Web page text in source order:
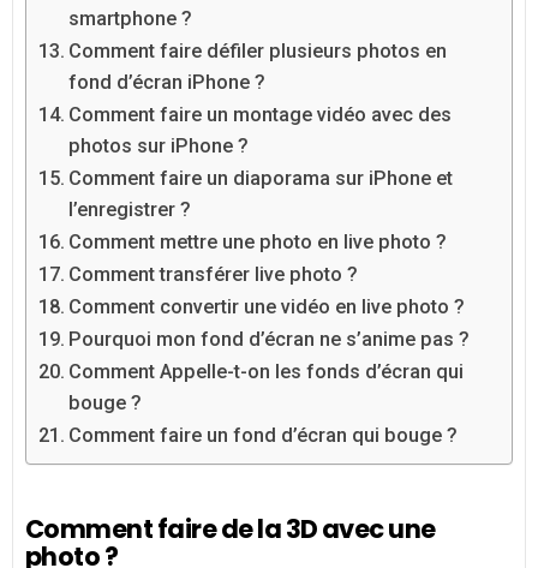
smartphone ?
Comment faire défiler plusieurs photos en
fond d’écran iPhone ?
Comment faire un montage vidéo avec des
photos sur iPhone ?
Comment faire un diaporama sur iPhone et
l’enregistrer ?
Comment mettre une photo en live photo ?
Comment transférer live photo ?
Comment convertir une vidéo en live photo ?
Pourquoi mon fond d’écran ne s’anime pas ?
Comment Appelle-t-on les fonds d’écran qui
bouge ?
Comment faire un fond d’écran qui bouge ?
Comment faire de la 3D avec une
photo ?